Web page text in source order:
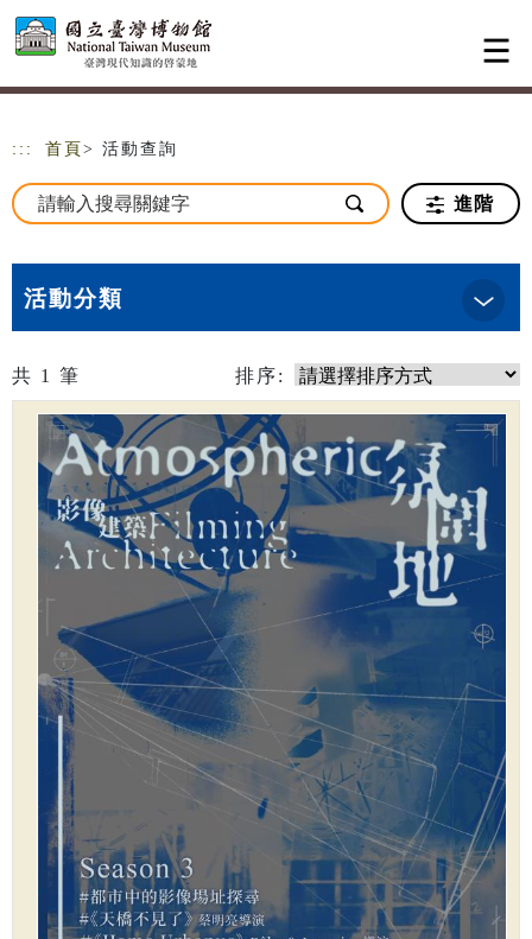
跳到主要內容
網站導覽
::: 首頁 > 活動查詢
進階
活動分類
共 1 筆 排序: